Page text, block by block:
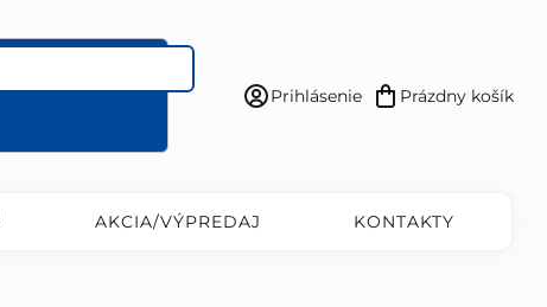
Prihlásenie
Nákupný
Prázdny košík
AKCIA/VÝPREDAJ KONTAKTY